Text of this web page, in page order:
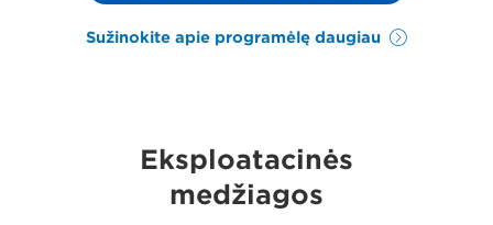
Sužinokite apie programėlę daugiau
Eksploatacinės
medžiagos